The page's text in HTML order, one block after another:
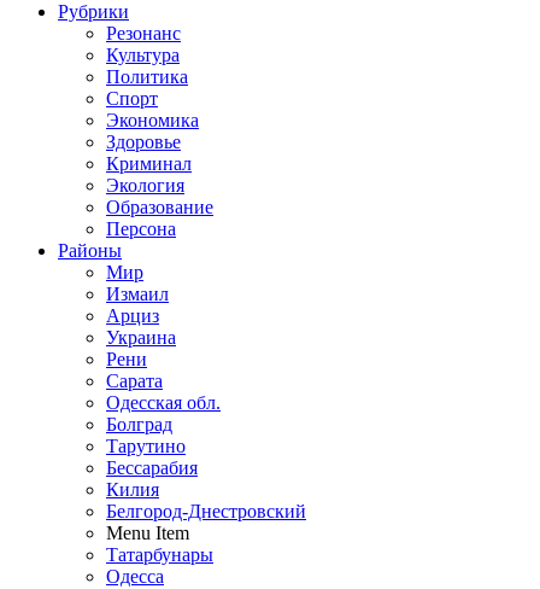
Рубрики
Резонанс
Культура
Политика
Спорт
Экономика
Здоровье
Криминал
Экология
Образование
Персона
Районы
Мир
Измаил
Арциз
Украина
Рени
Сарата
Одесская обл.
Болград
Тарутино
Бессарабия
Килия
Белгород-Днестровский
Menu Item
Татарбунары
Одесса